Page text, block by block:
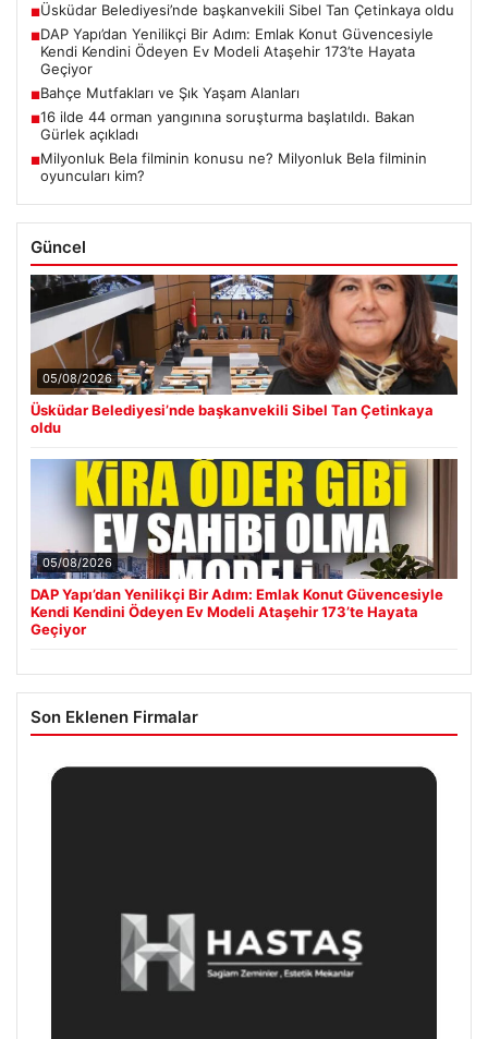
■Üsküdar Belediyesi’nde başkanvekili Sibel Tan Çetinkaya oldu
■DAP Yapı’dan Yenilikçi Bir Adım: Emlak Konut Güvencesiyle
Kendi Kendini Ödeyen Ev Modeli Ataşehir 173’te Hayata
Geçiyor
■Bahçe Mutfakları ve Şık Yaşam Alanları
■16 ilde 44 orman yangınına soruşturma başlatıldı. Bakan
Gürlek açıkladı
■Milyonluk Bela filminin konusu ne? Milyonluk Bela filminin
oyuncuları kim?
Güncel
05/08/2026
Üsküdar Belediyesi’nde başkanvekili Sibel Tan Çetinkaya
oldu
05/08/2026
DAP Yapı’dan Yenilikçi Bir Adım: Emlak Konut Güvencesiyle
Kendi Kendini Ödeyen Ev Modeli Ataşehir 173’te Hayata
Geçiyor
Son Eklenen Firmalar